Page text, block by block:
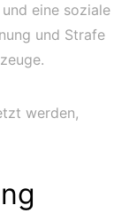
eine soziale
und Strafe
werden,